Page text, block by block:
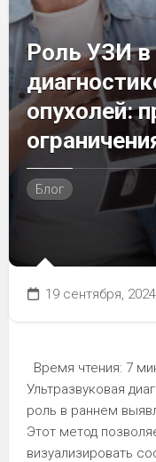
Роль УЗИ в
опухолей:
Блог
19 сентября, 2024
Время чтения: 7
Ультразвуковая
роль в раннем
Этот метод
визуализировать